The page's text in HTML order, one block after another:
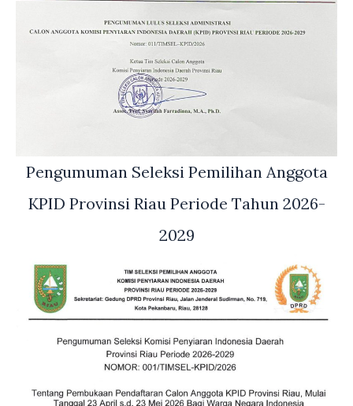
Pengumuman Seleksi Pemilihan Anggota
KPID Provinsi Riau Periode Tahun 2026-
2029